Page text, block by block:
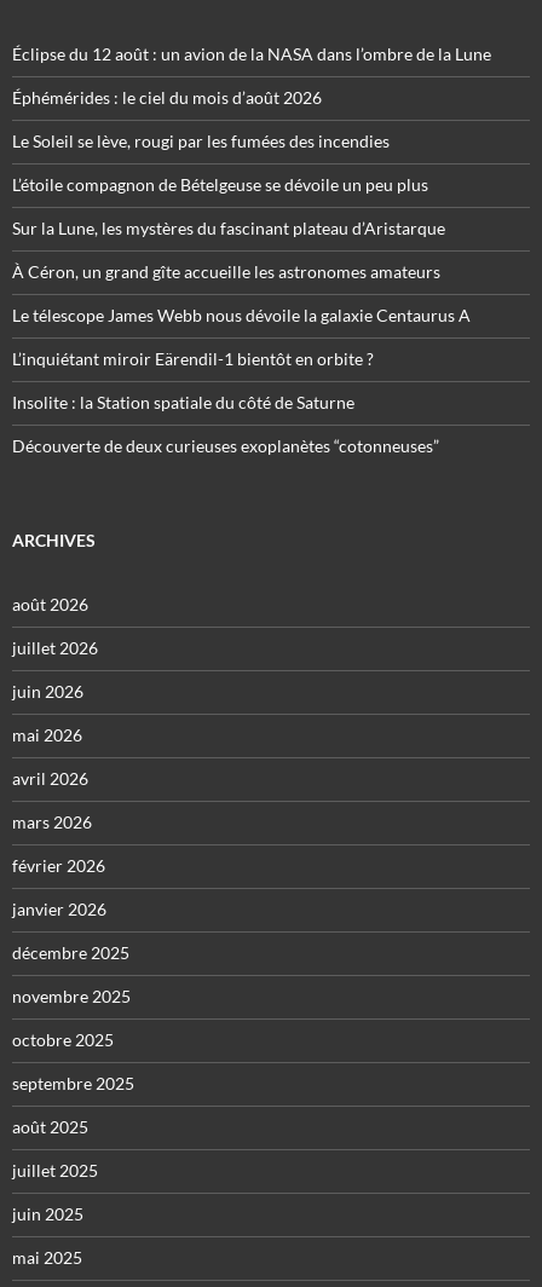
Éclipse du 12 août : un avion de la NASA dans l’ombre de la Lune
Éphémérides : le ciel du mois d’août 2026
Le Soleil se lève, rougi par les fumées des incendies
L’étoile compagnon de Bételgeuse se dévoile un peu plus
Sur la Lune, les mystères du fascinant plateau d’Aristarque
À Céron, un grand gîte accueille les astronomes amateurs
Le télescope James Webb nous dévoile la galaxie Centaurus A
L’inquiétant miroir Eärendil-1 bientôt en orbite ?
Insolite : la Station spatiale du côté de Saturne
Découverte de deux curieuses exoplanètes “cotonneuses”
ARCHIVES
août 2026
juillet 2026
juin 2026
mai 2026
avril 2026
mars 2026
février 2026
janvier 2026
décembre 2025
novembre 2025
octobre 2025
septembre 2025
août 2025
juillet 2025
juin 2025
mai 2025